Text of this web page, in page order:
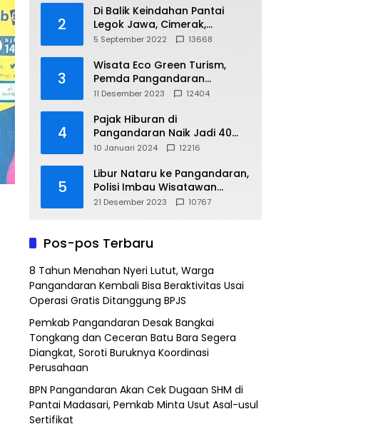
2
Di Balik Keindahan Pantai
Legok Jawa, Cimerak,
Pangandaran
5 September 2022 13668
3
Wisata Eco Green Turism,
Pemda Pangandaran
Gandeng PLN
11 Desember 2023 12404
4
Pajak Hiburan di
Pangandaran Naik Jadi 40
Persen
10 Januari 2024 12216
5
Libur Nataru ke Pangandaran,
Polisi Imbau Wisatawan
Gunakan Jalur Arteri
21 Desember 2023 10767
Pos-pos Terbaru
8 Tahun Menahan Nyeri Lutut, Warga
Pangandaran Kembali Bisa Beraktivitas Usai
Operasi Gratis Ditanggung BPJS
Pemkab Pangandaran Desak Bangkai
Tongkang dan Ceceran Batu Bara Segera
Diangkat, Soroti Buruknya Koordinasi
Perusahaan
BPN Pangandaran Akan Cek Dugaan SHM di
Pantai Madasari, Pemkab Minta Usut Asal-usul
Sertifikat